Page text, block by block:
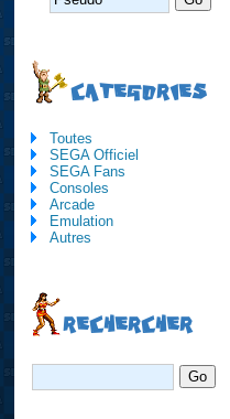
CATEGORIES
Toutes
SEGA Officiel
SEGA Fans
Consoles
Arcade
Emulation
Autres
RECHERCHER